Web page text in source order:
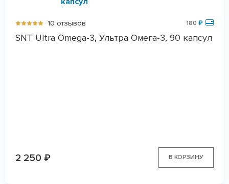
10 отзывов 180 ₽
SNT Ultra Omega-3, Ультра Омега-3, 90 капсул
2 250 ₽ В КОРЗИНУ